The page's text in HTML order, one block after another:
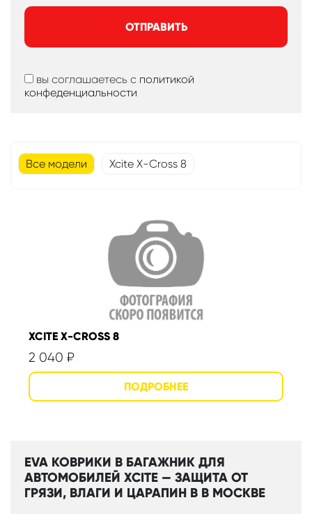
ОТПРАВИТЬ
вы соглашаетесь с политикой
конфеденциальности
Все модели Xcite X-Cross 8
XCITE X-CROSS 8
2 040 ₽
EVA КОВРИКИ В БАГАЖНИК ДЛЯ
АВТОМОБИЛЕЙ XCITE — ЗАЩИТА ОТ
ГРЯЗИ, ВЛАГИ И ЦАРАПИН В В МОСКВЕ